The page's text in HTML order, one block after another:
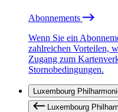
Abonnements
Wenn Sie ein
zahlreichen Vorteilen,
Zugang zum
Stornobedingungen.
Luxembourg
Luxembourg